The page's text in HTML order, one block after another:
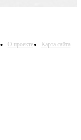
О проекте Карта сайта